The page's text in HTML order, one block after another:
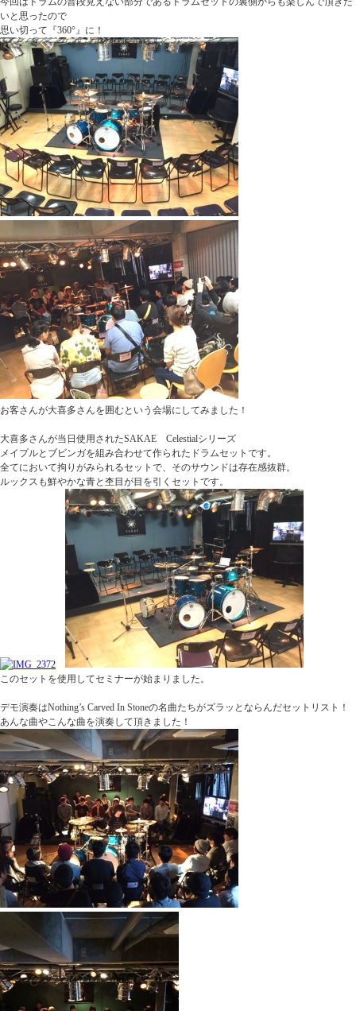
いと思ったので
思い切って『360°』に！
お客さんが大喜多さんを囲むという会場にしてみました！
大喜多さんが当日使用されたSAKAE Celestialシリーズ
メイプルとブビンガを組み合わせて作られたドラムセットです。
全てにおいて拘りがみられるセットで、そのサウンドは存在感抜群。
ルックスも鮮やかな青と杢目が目を引くセットです。
このセットを使用してセミナーが始まりました。
デモ演奏はNothing’s Carved In Stoneの名曲たちがズラッとならんだセットリスト！
あんな曲やこんな曲を演奏して頂きました！